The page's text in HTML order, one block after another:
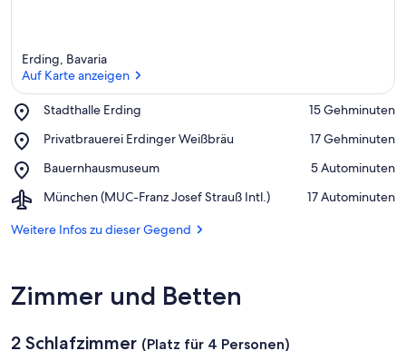
Erding, Bavaria
Auf Karte anzeigen
Stadthalle Erding
Place,
Erding
‪15 Gehminuten‬
Privatbrauerei Erdinger Weißbräu
Place,
Erdinger
‪17 Gehminuten‬
Bauernhausmuseum
Place,
‪5 Autominuten‬
München (MUC-Franz Josef Strauß Intl.)
Airport,
(MUC-
Intl.)
‪17 Autominuten‬
Weitere Infos zu dieser Gegend
Zimmer und Betten
2 Schlafzimmer (Platz für 4 Personen)